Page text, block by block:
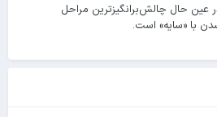
عین حال چالش‌برانگیزترین مراحل
با «سایه» است.